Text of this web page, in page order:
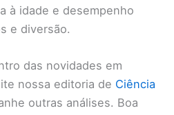
à idade e desempenho
e diversão.
das novidades em
nossa editoria de Ciência
outras análises. Boa